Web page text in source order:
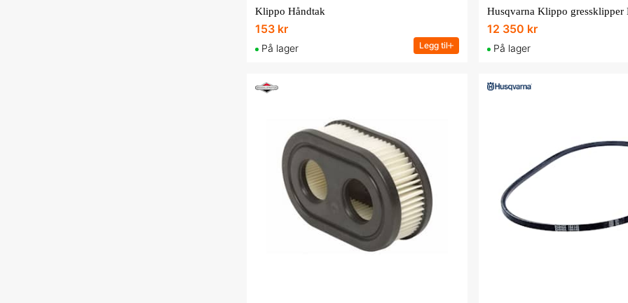
Klippo Håndtak
153 kr
På lager Legg til
Husqvarna Klippo gressklipper
12 350 kr
På lager